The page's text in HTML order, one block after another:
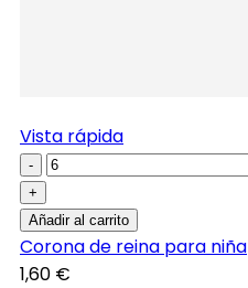
Vista rápida
-
+
Añadir al carrito
Corona de reina para niña
1,60 €